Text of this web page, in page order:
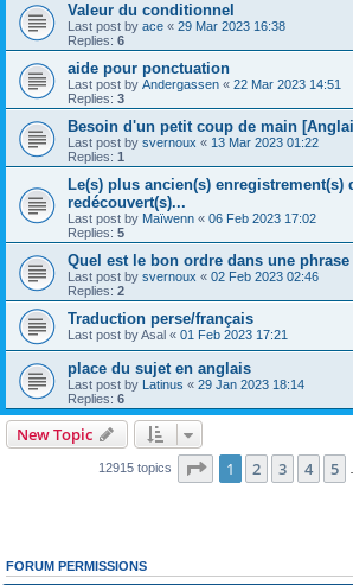
Valeur du conditionnel
Last post by ace « 29 Mar 2023 16:38
Replies: 6
aide pour ponctuation
Last post by Andergassen « 22 Mar 2023 14:51
Replies: 3
Besoin d'un petit coup de main
Last post by svernoux « 13 Mar 2023 01:22
Replies: 1
Le(s) plus ancien(s) enregistrement(s)
redécouvert(s)...
Last post by Maïwenn « 06 Feb 2023 17:02
Replies: 5
Quel est le bon ordre dans une phrase
Last post by svernoux « 02 Feb 2023 02:46
Replies: 2
Traduction perse/français
Last post byAsal « 01 Feb 2023 17:21
place du sujet en anglais
Last post by Latinus « 29 Jan 2023 18:14
Replies: 6
New Topic
12915 topics Page 1of 259
1 2 3 4 5
FORUM PERMISSIONS